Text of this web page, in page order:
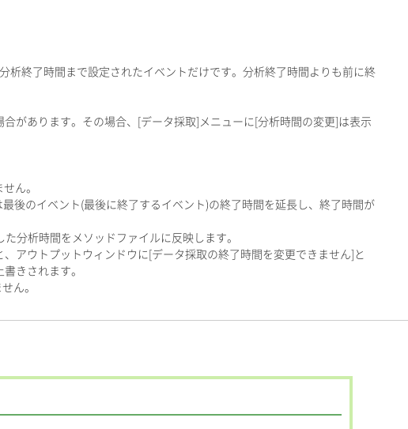
析終了時間まで設定されたイベントだけです。分析終了時間よりも前に終
があります。その場合、[データ採取]メニューに[分析時間の変更]は表示
ん。
最後のイベント(最後に終了するイベント)の終了時間を延長し、終了時間が
分析時間をメソッドファイルに反映します。
アウトプットウィンドウに[データ採取の終了時間を変更できません]と
きされます。
ん。